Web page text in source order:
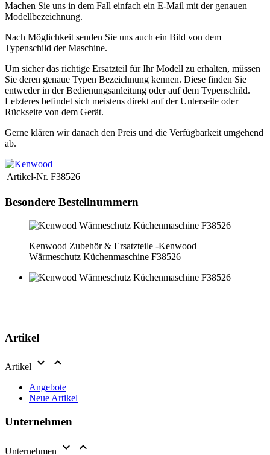
Machen Sie uns in dem Fall einfach ein E-Mail mit der genauen
Modellbezeichnung.
Nach Möglichkeit senden Sie uns auch ein Bild von dem
Typenschild der Maschine.
Um sicher das richtige Ersatzteil für Ihr Modell zu erhalten, müssen
Sie deren genaue Typen Bezeichnung kennen. Diese finden Sie
entweder in der Bedienungsanleitung oder auf dem Typenschild.
Letzteres befindet sich meistens direkt auf der Unterseite oder
Rückseite von dem Gerät.
Gerne klären wir danach den Preis und die Verfügbarkeit umgehend
ab.
Artikel-Nr. F38526
Besondere Bestellnummern
Kenwood Zubehör & Ersatzteile -Kenwood
Wärmeschutz Küchenmaschine F38526
Artikel
Artikel  
Angebote
Neue Artikel
Unternehmen
Unternehmen  